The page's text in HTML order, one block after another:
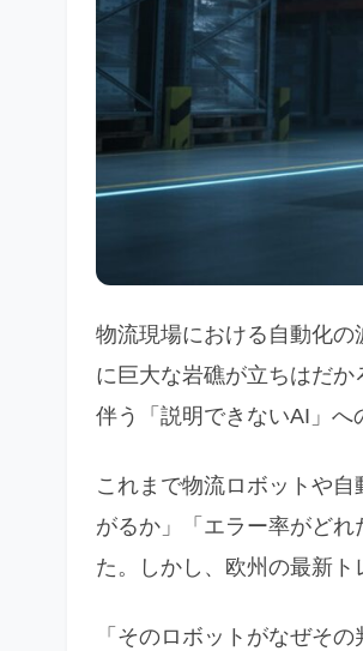
物流現場における自動化
に巨大な岩礁が立ちはだか
伴う「説明できないAI」へ
これまで物流ロボットや
がるか」「エラー率がど
た。しかし、欧州の最新ト
「そのロボットがなぜそ